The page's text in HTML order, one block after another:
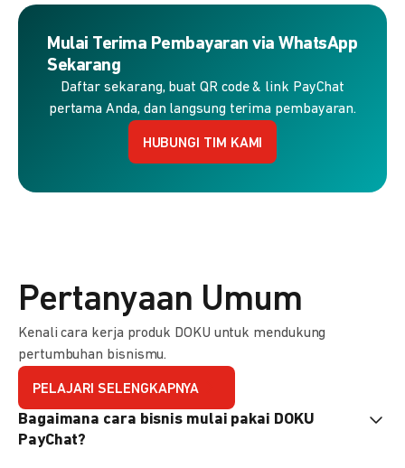
Mulai Terima Pembayaran via WhatsApp
Sekarang
Daftar sekarang, buat QR code & link PayChat
pertama Anda, dan langsung terima pembayaran.
HUBUNGI TIM KAMI
Pertanyaan Umum
Kenali cara kerja produk DOKU untuk mendukung
pertumbuhan bisnismu.
PELAJARI SELENGKAPNYA
Bagaimana cara bisnis mulai pakai DOKU
PayChat?